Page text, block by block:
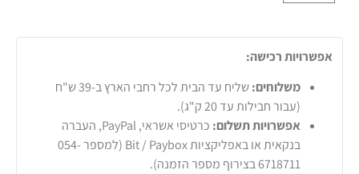
אפשרויות רכישה:
משלוחים:
שליח עד הבית לכל רחבי הארץ ב-39 ש"ח
(עבור חבילות עד 20 ק"ג).
אפשרויות תשלום:
כרטיסי אשראי, PayPal, העברה
בנקאית או באפליקציות Bit / Paybox (למספר 054-
6718711 בצירוף מספר הזמנה).